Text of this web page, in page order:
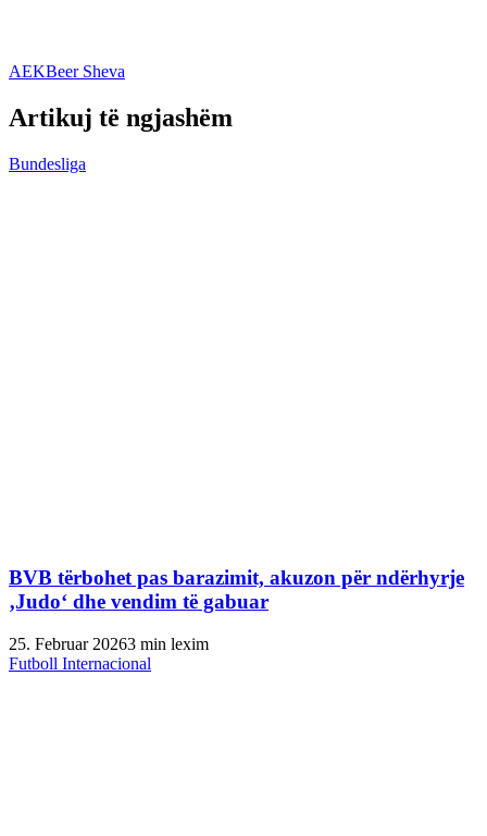
AEKBeer Sheva
Artikuj të ngjashëm
Bundesliga
BVB tërbohet pas barazimit, akuzon për ndërhyrje
‚Judo‘ dhe vendim të gabuar
25. Februar 20263 min lexim
Futboll Internacional